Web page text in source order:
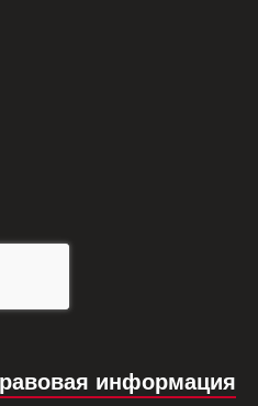
информация